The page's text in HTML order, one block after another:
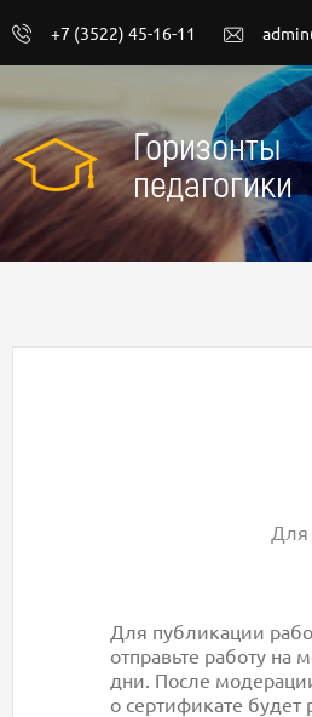
+7 (3522) 45-16-11
Горизонты
педагогики
Для
Для публикации
отправьте работу
дни. После
о сертификате будет